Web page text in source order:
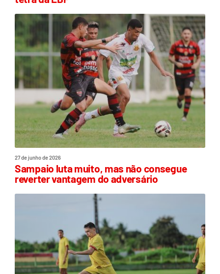
27 de junho de 2026
Sampaio luta muito, mas não consegue
reverter vantagem do adversário